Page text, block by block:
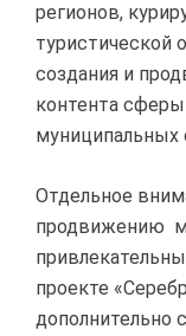
регионов,
туристической
создания и
контента
муниципальных
Отдельное
продвижению
проекте
дополнительно